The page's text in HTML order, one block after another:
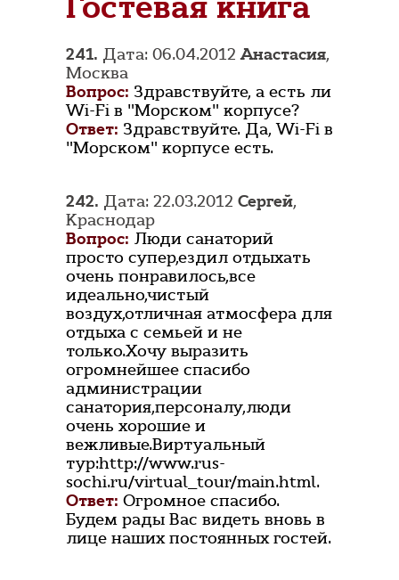
241. Дата: 06.04.2012Анастасия,
Москва
Вопрос: Здравствуйте, а есть ли
Wi-Fi в "Морском" корпусе?
Ответ: Здравствуйте. Да, Wi-Fi в
"Морском" корпусе есть.
242. Дата: 22.03.2012 Сергей,
Краснодар
Вопрос: Люди санаторий
просто супер,ездил отдыхать
очень понравилось,все
идеально,чистый
воздух,отличная атмосфера для
отдыха с семьей и не
только.Хочу выразить
огромнейшее спасибо
администрации
санатория,персоналу,люди
очень хорошие и
вежливые.Виртуальный
тур:http://www.rus-
sochi.ru/virtual_tour/main.html.
Ответ: Огромное спасибо.
Будем рады Вас видеть вновь в
лице наших постоянных гостей.